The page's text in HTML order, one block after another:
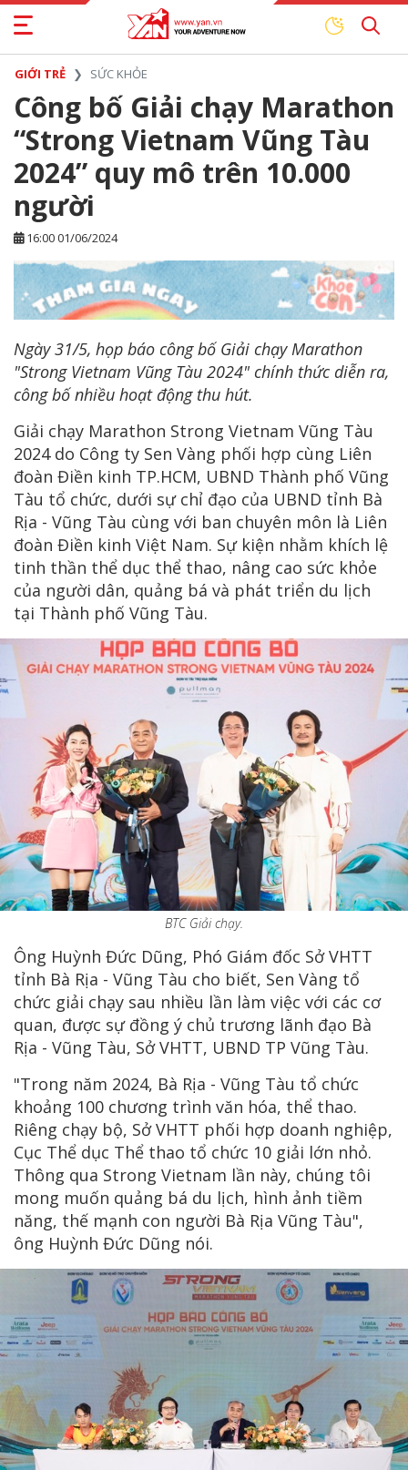
GIỚI TRẺ SỨC KHỎE
Công bố Giải chạy Marathon
“Strong Vietnam Vũng Tàu
2024” quy mô trên 10.000
người
16:00 01/06/2024
Ngày 31/5, họp báo công bố Giải chạy Marathon
"Strong Vietnam Vũng Tàu 2024" chính thức diễn ra,
công bố nhiều hoạt động thu hút.
Giải chạy Marathon Strong Vietnam Vũng Tàu
2024 do Công ty Sen Vàng phối hợp cùng Liên
đoàn Điền kinh TP.HCM, UBND Thành phố Vũng
Tàu tổ chức, dưới sự chỉ đạo của UBND tỉnh Bà
Rịa - Vũng Tàu cùng với ban chuyên môn là Liên
đoàn Điền kinh Việt Nam. Sự kiện nhằm khích lệ
tinh thần thể dục thể thao, nâng cao sức khỏe
của người dân, quảng bá và phát triển du lịch
tại Thành phố Vũng Tàu.
BTC Giải chạy.
Ông Huỳnh Đức Dũng, Phó Giám đốc Sở VHTT
tỉnh Bà Rịa - Vũng Tàu cho biết, Sen Vàng tổ
chức giải chạy sau nhiều lần làm việc với các cơ
quan, được sự đồng ý chủ trương lãnh đạo Bà
Rịa - Vũng Tàu, Sở VHTT, UBND TP Vũng Tàu.
"Trong năm 2024, Bà Rịa - Vũng Tàu tổ chức
khoảng 100 chương trình văn hóa, thể thao.
Riêng chạy bộ, Sở VHTT phối hợp doanh nghiệp,
Cục Thể dục Thể thao tổ chức 10 giải lớn nhỏ.
Thông qua Strong Vietnam lần này, chúng tôi
mong muốn quảng bá du lịch, hình ảnh tiềm
năng, thế mạnh con người Bà Rịa Vũng Tàu",
ông Huỳnh Đức Dũng nói.